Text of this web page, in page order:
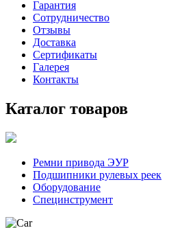
Гарантия
Сотрудничество
Отзывы
Доставка
Сертификаты
Галерея
Контакты
Каталог товаров
Ремни привода ЭУР
Подшипники рулевых реек
Оборудование
Специнструмент